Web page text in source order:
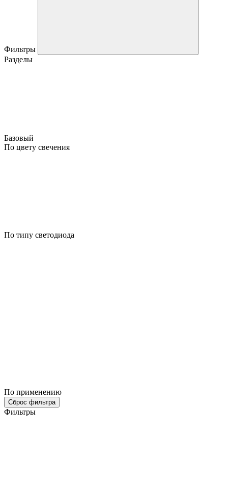
Фильтры
Разделы
Базовый
По цвету свечения
По типу светодиода
По применению
Сброс фильтра
Фильтры